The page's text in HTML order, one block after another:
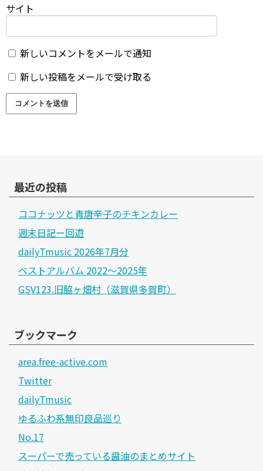
サイト
新しいコメントをメールで通知
新しい投稿をメールで受け取る
最近の投稿
ココナッツと青唐辛子のチキンカレー
週末日記ー回遊
dailyTmusic 2026年7月分
ベストアルバム 2022～2025年
GSV123.旧脇ヶ畑村（滋賀県多賀町）
ブックマーク
area.free-active.com
Twitter
dailyTmusic
ゆるふわ系無印良品巡り
No.17
スーパーで売っている醤油のまとめサイト